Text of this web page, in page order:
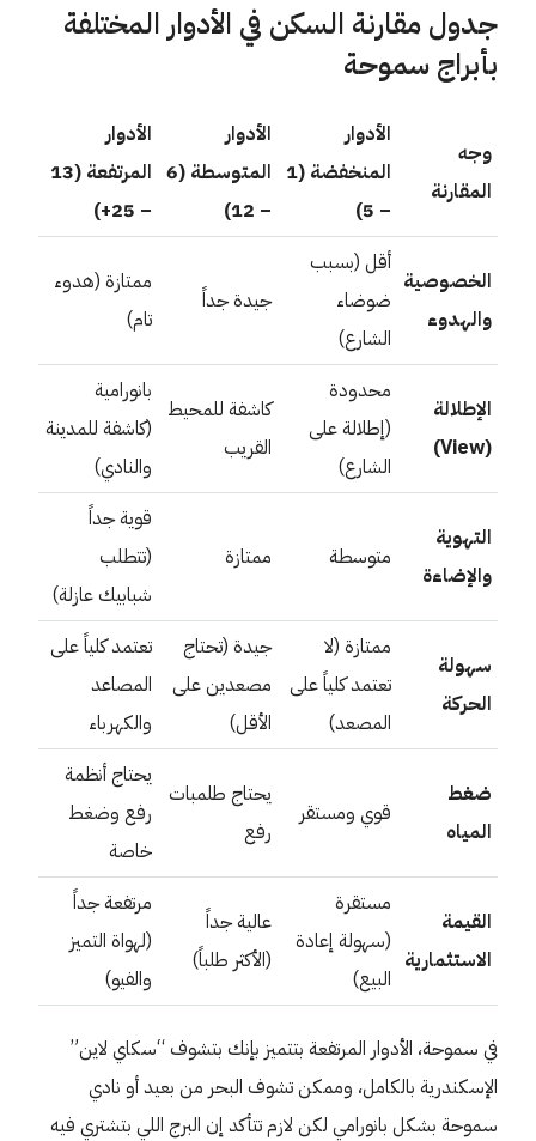
جدول مقارنة السكن في الأدوار المختلفة
بأبراج سموحة
وجه
المقارنة
الأدوار
المنخفضة (1
– 5)
الأدوار
المتوسطة (6
– 12)
الأدوار
المرتفعة (13
– 25+)
الخصوصية
والهدوء
أقل (بسبب
ضوضاء
الشارع)
جيدة جداً
ممتازة (هدوء
تام)
الإطلالة
(View)
محدودة
(إطلالة على
الشارع)
كاشفة للمحيط
القريب
بانورامية
(كاشفة للمدينة
والنادي)
التهوية
والإضاءة
متوسطة ممتازة
قوية جداً
(تتطلب
شبابيك عازلة)
سهولة
الحركة
ممتازة (لا
تعتمد كلياً على
المصعد)
جيدة (تحتاج
مصعدين على
الأقل)
تعتمد كلياً على
المصاعد
والكهرباء
ضغط
المياه
قوي ومستقر
يحتاج طلمبات
رفع
يحتاج أنظمة
رفع وضغط
خاصة
القيمة
الاستثمارية
مستقرة
(سهولة إعادة
البيع)
عالية جداً
(الأكثر طلباً)
مرتفعة جداً
(لهواة التميز
والفيو)
في سموحة، الأدوار المرتفعة بتتميز بإنك بتشوف “سكاي لاين”
الإسكندرية بالكامل، وممكن تشوف البحر من بعيد أو نادي
سموحة بشكل بانورامي لكن لازم تتأكد إن البرج اللي بتشتري فيه